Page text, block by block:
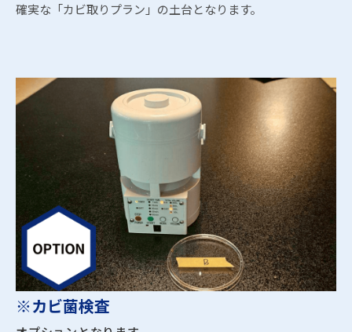
確実な「カビ取りプラン」の土台となります。
※カビ菌検査